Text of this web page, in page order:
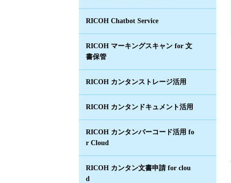
RICOH Chatbot Service
RICOH マーキングスキャン for 文
書保管
RICOH カンタンストレージ活用
RICOH カンタンドキュメント活用
RICOH カンタンバーコード活用 fo
r Cloud
RICOH カンタン文書申請 for clou
d